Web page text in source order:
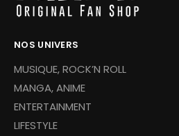
NOS UNIVERS
MUSIQUE, ROCK’N ROLL
MANGA, ANIME
ENTERTAINMENT
LIFESTYLE